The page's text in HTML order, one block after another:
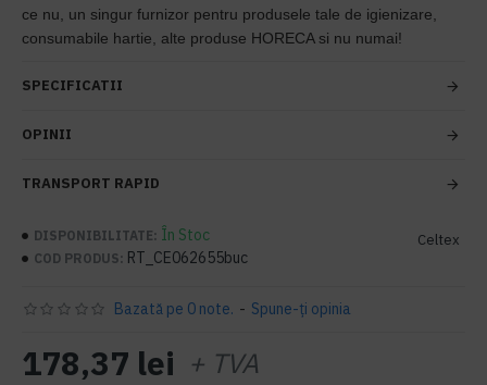
ce nu, un singur furnizor pentru produsele tale de igienizare,
consumabile hartie, alte produse HORECA si nu numai!
SPECIFICATII
OPINII
TRANSPORT RAPID
DISPONIBILITATE: În Stoc
COD PRODUS: RT_CE062655buc
Celtex
Bazată pe 0 note. - Spune-ţi opinia
178,37 lei + TVA